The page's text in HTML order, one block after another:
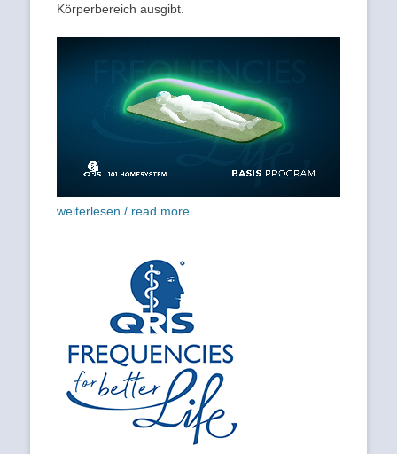
Körperbereich ausgibt.
weiterlesen / read more...